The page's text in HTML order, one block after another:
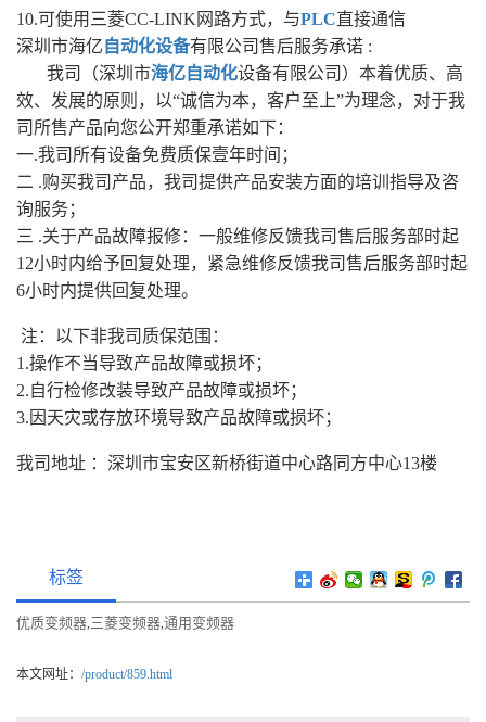
10.可使用三菱CC-LINK网路方式，与PLC直接通信
深圳市海亿 自动化设备有限公司售后服务承诺 :
我司（深圳市海亿自动化设备有限公司）本着优质、高
效、发展的原则，以“诚信为本，客户至上”为理念，对于我
司所售产品向您公开郑重承诺如下：
一.我司所有设备免费质保壹年时间；
二 .购买我司产品，我司提供产品安装方面的培训指导及咨
询服务；
三 .关于产品故障报修：一般维修反馈我司售后服务部时起
12小时内给予回复处理，紧急维修反馈我司售后服务部时起
6小时内提供回复处理。
注：以下非我司质保范围：
1.操作不当导致产品故障或损坏；
2.自行检修改装导致产品故障或损坏；
3.因天灾或存放环境导致产品故障或损坏；
我司地址 ：深圳市宝安区新桥街道中心路同方中心13楼
标签
优质变频器,三菱变频器,通用变频器
本文网址： /product/859.html